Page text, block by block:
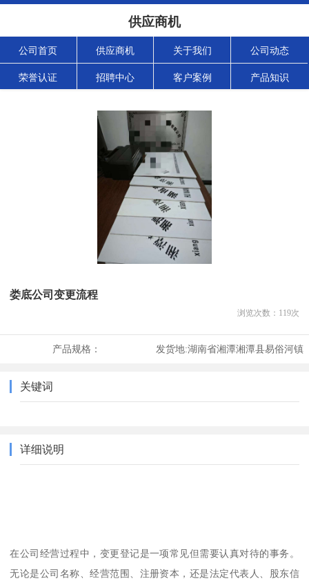
供应商机
公司首页 供应商机 关于我们 公司动态
荣誉认证 招聘中心 客户案例 产品知识
娄底公司变更流程
浏览次数： 119次
产品规格： 发货地:湖南省湘潭湘潭县易俗河镇
关键词
详细说明
在公司经营过程中，变更登记是一项常见但需要认真对待的事务。
无论是公司名称、经营范围、注册资本，还是法定代表人、股东信